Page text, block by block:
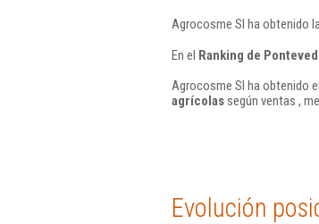
Agrocosme Sl ha obtenido
En el Ranking de
Agrocosme Sl ha obtenido
agrícolassegún ventas ,
Evolución